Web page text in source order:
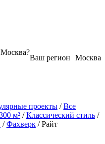
Москва
Ваш регион
Москва?
проекты /Все
м² /Классический стиль /
/Фахверк /Райт